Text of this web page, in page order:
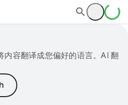
容翻译成您偏好的语言。AI 翻